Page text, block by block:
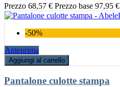
Prezzo 68,57 € Prezzo base 97,95 €
-50%
Anteprima
Aggiungi al carrello
Pantalone culotte stampa